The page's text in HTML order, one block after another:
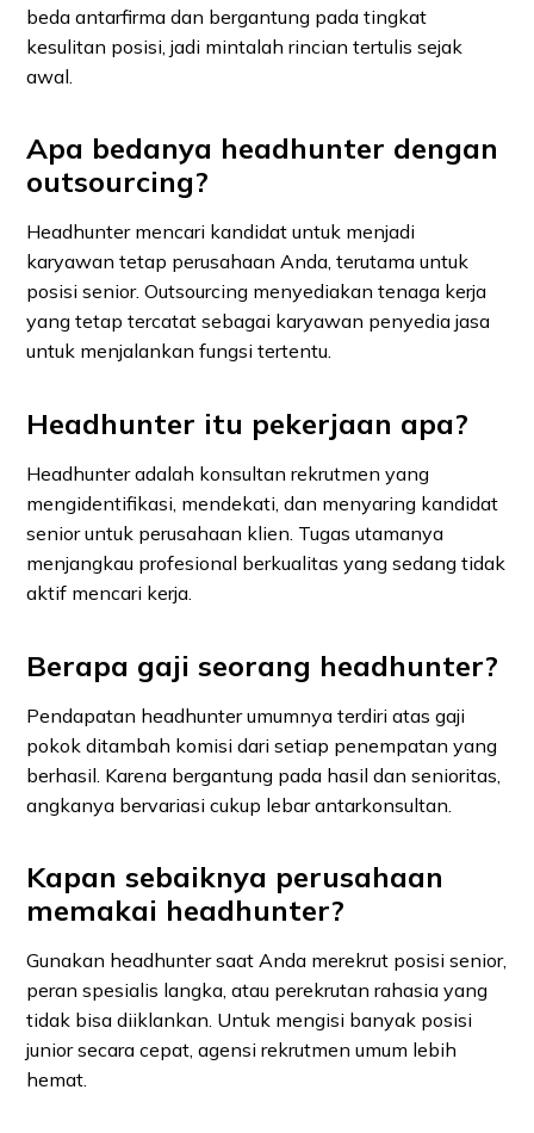
beda antarfirma dan bergantung pada tingkat
kesulitan posisi, jadi mintalah rincian tertulis sejak
awal.
Apa bedanya headhunter dengan
outsourcing?
Headhunter mencari kandidat untuk menjadi
karyawan tetap perusahaan Anda, terutama untuk
posisi senior. Outsourcing menyediakan tenaga kerja
yang tetap tercatat sebagai karyawan penyedia jasa
untuk menjalankan fungsi tertentu.
Headhunter itu pekerjaan apa?
Headhunter adalah konsultan rekrutmen yang
mengidentifikasi, mendekati, dan menyaring kandidat
senior untuk perusahaan klien. Tugas utamanya
menjangkau profesional berkualitas yang sedang tidak
aktif mencari kerja.
Berapa gaji seorang headhunter?
Pendapatan headhunter umumnya terdiri atas gaji
pokok ditambah komisi dari setiap penempatan yang
berhasil. Karena bergantung pada hasil dan senioritas,
angkanya bervariasi cukup lebar antarkonsultan.
Kapan sebaiknya perusahaan
memakai headhunter?
Gunakan headhunter saat Anda merekrut posisi senior,
peran spesialis langka, atau perekrutan rahasia yang
tidak bisa diiklankan. Untuk mengisi banyak posisi
junior secara cepat, agensi rekrutmen umum lebih
hemat.